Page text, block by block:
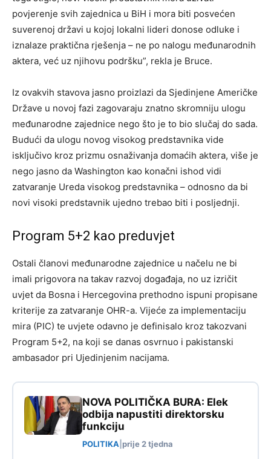
povjerenje svih zajednica u BiH i mora biti posvećen
suverenoj državi u kojoj lokalni lideri donose odluke i
iznalaze praktična rješenja – ne po nalogu međunarodnih
aktera, već uz njihovu podršku”, rekla je Bruce.
Iz ovakvih stavova jasno proizlazi da Sjedinjene Američke
Države u novoj fazi zagovaraju znatno skromniju ulogu
međunarodne zajednice nego što je to bio slučaj do sada.
Budući da ulogu novog visokog predstavnika vide
isključivo kroz prizmu osnaživanja domaćih aktera, više je
nego jasno da Washington kao konačni ishod vidi
zatvaranje Ureda visokog predstavnika – odnosno da bi
novi visoki predstavnik ujedno trebao biti i posljednji.
Program 5+2 kao preduvjet
Ostali članovi međunarodne zajednice u načelu ne bi
imali prigovora na takav razvoj događaja, no uz izričit
uvjet da Bosna i Hercegovina prethodno ispuni propisane
kriterije za zatvaranje OHR-a. Vijeće za implementaciju
mira (PIC) te uvjete odavno je definisalo kroz takozvani
Program 5+2, na koji se danas osvrnuo i pakistanski
ambasador pri Ujedinjenim nacijama.
NOVA POLITIČKA BURA: Elek
odbija napustiti direktorsku
funkciju
POLITIKA prije 2 tjedna